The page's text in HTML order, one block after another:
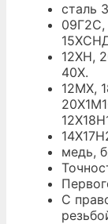
сталь
12ХН,
40Х.
12МХ,
медь,
С